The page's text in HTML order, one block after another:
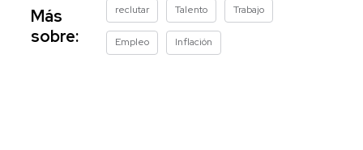
Más
sobre:
reclutar Talento Trabajo
Empleo Inflación